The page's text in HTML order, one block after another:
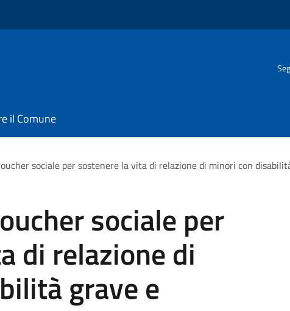
il Comune
sociale per sostenere la vita di relazione di minori con
sociale per
di relazione di
grave e